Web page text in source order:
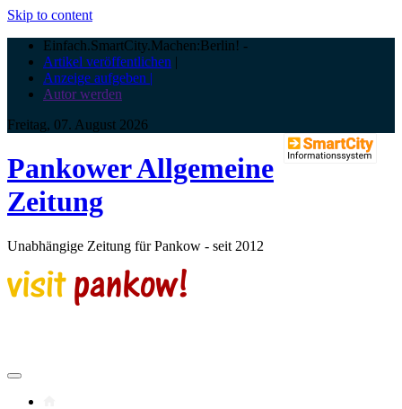
Skip to content
Einfach.SmartCity.Machen:Berlin! -
Artikel veröffentlichen |
Anzeige aufgeben |
Autor werden
Freitag, 07. August 2026
Pankower Allgemeine
Zeitung
Unabhängige Zeitung für Pankow - seit 2012